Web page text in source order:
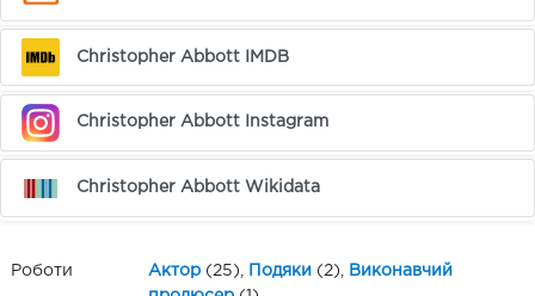
Christopher Abbott IMDB
Christopher Abbott Instagram
Christopher Abbott Wikidata
Роботи Актор (25), Подяки (2),
Виконавчий